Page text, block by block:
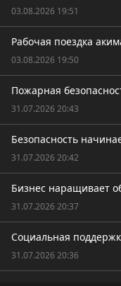
03.08.2026 19:51
Рабочая поездка
03.08.2026 19:50
Пожарная
31.07.2026 20:43
Безопасность
31.07.2026 20:42
Бизнес наращивает
31.07.2026 20:37
Социальная
31.07.2026 20:36